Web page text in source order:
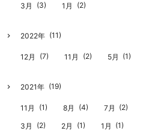
3月 (3) 1月 (2)
2022年 (11)
12月 (7) 11月 (2) 5月 (1)
2021年 (19)
11月 (1) 8月 (4) 7月 (2)
3月 (2) 2月 (1) 1月 (1)